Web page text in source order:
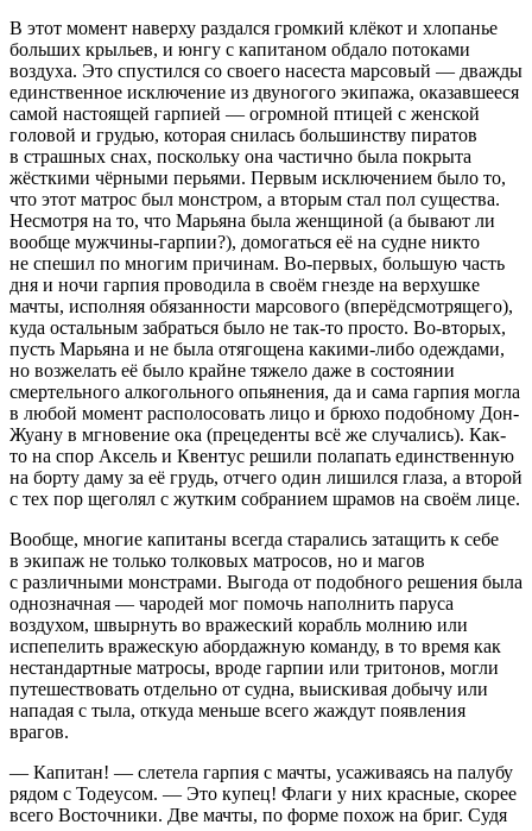
В этот момент наверху раздался громкий клёкот и хлопанье
больших крыльев, и юнгу с капитаном обдало потоками
воздуха. Это спустился со своего насеста марсовый — дважды
единственное исключение из двуногого экипажа, оказавшееся
самой настоящей гарпией — огромной птицей с женской
головой и грудью, которая снилась большинству пиратов
в страшных снах, поскольку она частично была покрыта
жёсткими чёрными перьями. Первым исключением было то,
что этот матрос был монстром, а вторым стал пол существа.
Несмотря на то, что Марьяна была женщиной (а бывают ли
вообще мужчины-гарпии?), домогаться её на судне никто
не спешил по многим причинам. Во-первых, большую часть
дня и ночи гарпия проводила в своём гнезде на верхушке
мачты, исполняя обязанности марсового (вперёдсмотрящего),
куда остальным забраться было не так-то просто. Во-вторых,
пусть Марьяна и не была отягощена какими-либо одеждами,
но возжелать её было крайне тяжело даже в состоянии
смертельного алкогольного опьянения, да и сама гарпия могла
в любой момент располосовать лицо и брюхо подобному Дон-
Жуану в мгновение ока (прецеденты всё же случались). Как-
то на спор Аксель и Квентус решили полапать единственную
на борту даму за её грудь, отчего один лишился глаза, а второй
с тех пор щеголял с жутким собранием шрамов на своём лице.
Вообще, многие капитаны всегда старались затащить к себе
в экипаж не только толковых матросов, но и магов
с различными монстрами. Выгода от подобного решения была
однозначная — чародей мог помочь наполнить паруса
воздухом, швырнуть во вражеский корабль молнию или
испепелить вражескую абордажную команду, в то время как
нестандартные матросы, вроде гарпии или тритонов, могли
путешествовать отдельно от судна, выискивая добычу или
нападая с тыла, откуда меньше всего жаждут появления
врагов.
— Капитан! — слетела гарпия с мачты, усаживаясь на палубу
рядом с Тодеусом. — Это купец! Флаги у них красные, скорее
всего Восточники. Две мачты, по форме похож на бриг. Судя